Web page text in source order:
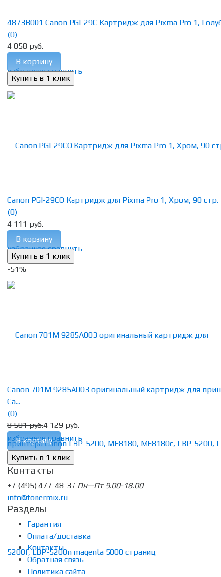
избранное сравнить
4873B001 Canon PGI-29C Картридж для Pixma Pro 1,
(0)
4 058 руб.
В корзину
избранное сравнить
Canon PGI-29CO Картридж для Pixma Pro 1, Хром, 90 стр.
(0)
4 111 руб.
В корзину
-51%
избранное сравнить
Canon 701M 9285A003 оригинальный картридж для
Ca...
(0)
8 501 руб.4 129 руб.
В корзину
Контакты
+7 (495) 477-48-37 Пн—Пт 9.00-18.00
info@tonermix.ru
Разделы
Гарантия
Оплата/доставка
Контакты
Обратная связь
Политика сайта